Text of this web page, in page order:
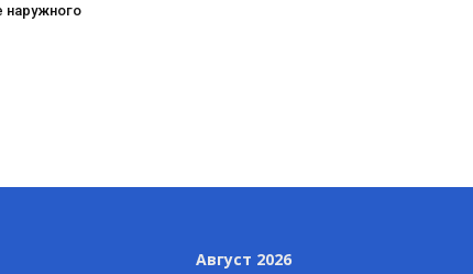
наружного
Август 2026